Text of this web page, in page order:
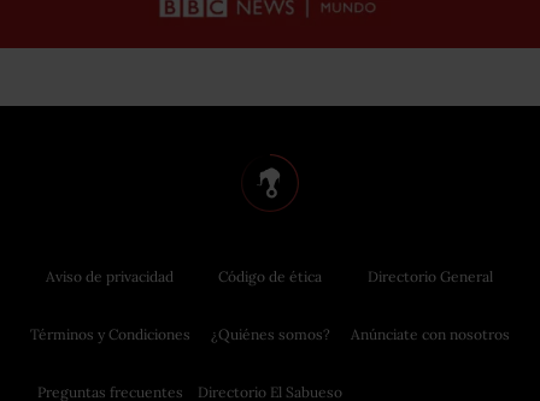
Aviso de privacidad
Términos y Condiciones
Preguntas frecuentes
Código de ética
¿Quiénes somos?
Directorio El Sabueso
Directorio General
Anúnciate con nosotros